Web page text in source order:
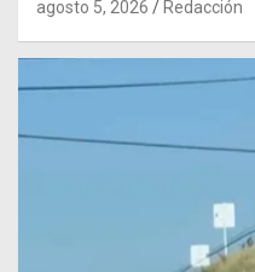
agosto 5, 2026 Redacción